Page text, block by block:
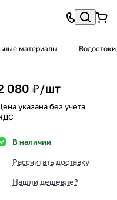
материалы Водостоки
080 ₽/шт
указана без учета
В наличии
Рассчитать доставку
Нашли дешевле?